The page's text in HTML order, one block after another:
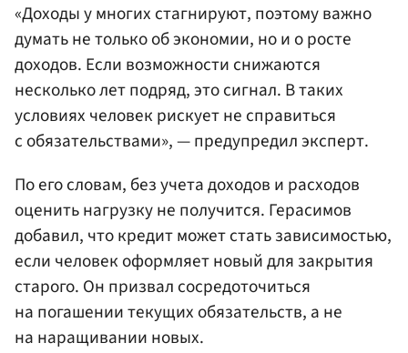
«Доходы у многих стагнируют, поэтому важно
думать не только об экономии, но и о росте
доходов. Если возможности снижаются
несколько лет подряд, это сигнал. В таких
условиях человек рискует не справиться
с обязательствами», — предупредил эксперт.
По его словам, без учета доходов и расходов
оценить нагрузку не получится. Герасимов
добавил, что кредит может стать зависимостью,
если человек оформляет новый для закрытия
старого. Он призвал сосредоточиться
на погашении текущих обязательств, а не
на наращивании новых.